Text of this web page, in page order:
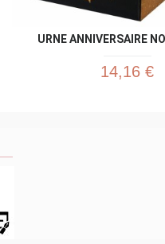
URNE ANNIVERSAIRE
14,16 €